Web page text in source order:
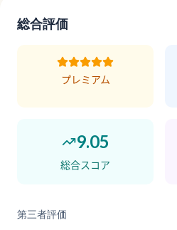
総合評価
プレミアム
9.05
総合スコア
第三者評価